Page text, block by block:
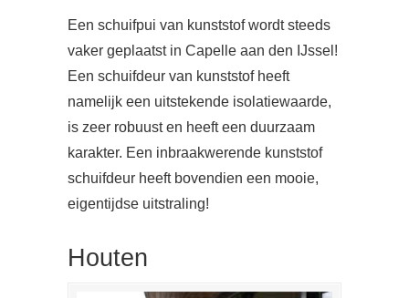
Een schuifpui van kunststof wordt steeds
vaker geplaatst in Capelle aan den IJssel!
Een schuifdeur van kunststof heeft
namelijk een uitstekende isolatiewaarde,
is zeer robuust en heeft een duurzaam
karakter. Een inbraakwerende kunststof
schuifdeur heeft bovendien een mooie,
eigentijdse uitstraling!
Houten